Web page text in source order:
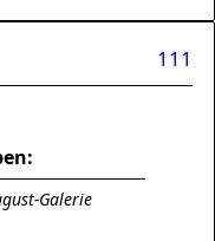
111
Galerie